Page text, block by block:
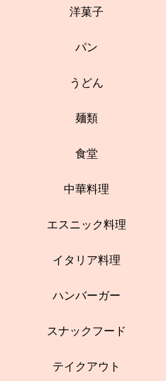
洋菓子
パン
うどん
麺類
食堂
中華料理
エスニック料理
イタリア料理
ハンバーガー
スナックフード
テイクアウト